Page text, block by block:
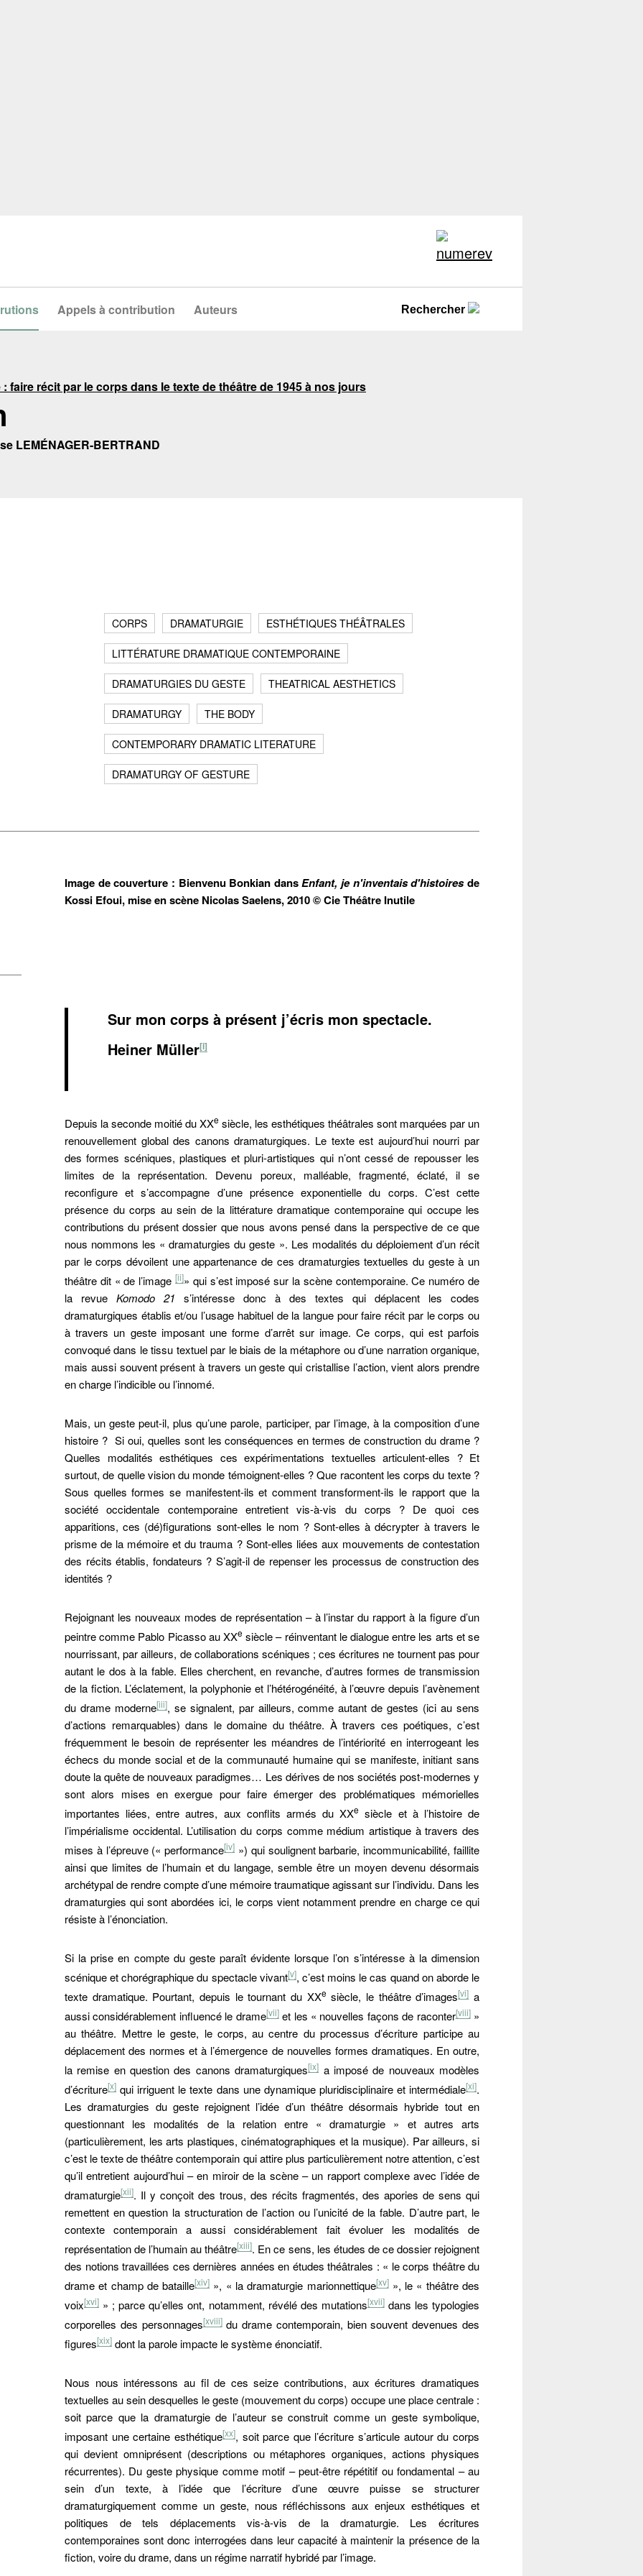
Appels à contribution Auteurs Rechercher
faire récit par le corps dans le texte de théâtre de 1945 à nos jours
LEMÉNAGER-BERTRAND
CORPS DRAMATURGIE ESTHÉTIQUES THÉÂTRALES
LITTÉRATURE DRAMATIQUE CONTEMPORAINE
DRAMATURGIES DU GESTE THEATRICAL AESTHETICS
DRAMATURGY THE BODY
CONTEMPORARY DRAMATIC LITERATURE
DRAMATURGY OF GESTURE
Image de couverture : Bienvenu Bonkian dansEnfant, je n'inventais d'histoiresde
Kossi Efoui, mise en scène Nicolas Saelens, 2010 © Cie Théâtre Inutile
Sur mon corps à présent j’écris mon spectacle.
Heiner Müller[i]
Depuis la seconde moitié du XXe siècle, les esthétiques théâtrales sont marquées par un
renouvellement global des canons dramaturgiques. Le texte est aujourd’hui nourri par
des formes scéniques, plastiques et pluri-artistiques qui n’ont cessé de repousser les
limites de la représentation. Devenu poreux, malléable, fragmenté, éclaté, il se
reconfigure et s’accompagne d’une présence exponentielle du corps. C’est cette
présence du corps au sein de la littérature dramatique contemporaine qui occupe les
contributions du présent dossier que nous avons pensé dans la perspective de ce que
nous nommons les « dramaturgies du geste ». Les modalités du déploiement d’un récit
par le corps dévoilent une appartenance de ces dramaturgies textuelles du geste à un
théâtre dit « de l’image [ii]» qui s’est imposé sur la scène contemporaine. Ce numéro de
la revue Komodo 21 s’intéresse donc à des textes qui déplacent les codes
dramaturgiques établis et/ou l’usage habituel de la langue pour faire récit par le corps ou
à travers un geste imposant une forme d’arrêt sur image. Ce corps, qui est parfois
convoqué dans le tissu textuel par le biais de la métaphore ou d’une narration organique,
mais aussi souvent présent à travers un geste qui cristallise l’action, vient alors prendre
en charge l’indicible ou l’innomé.
Mais, un geste peut-il, plus qu’une parole, participer, par l’image, à la composition d’une
histoire ? Si oui, quelles sont les conséquences en termes de construction du drame ?
Quelles modalités esthétiques ces expérimentations textuelles articulent-elles ? Et
surtout, de quelle vision du monde témoignent-elles ? Que racontent les corps du texte ?
Sous quelles formes se manifestent-ils et comment transforment-ils le rapport que la
société occidentale contemporaine entretient vis-à-vis du corps ? De quoi ces
apparitions, ces (dé)figurations sont-elles le nom ? Sont-elles à décrypter à travers le
prisme de la mémoire et du trauma ? Sont-elles liées aux mouvements de contestation
des récits établis, fondateurs ? S’agit-il de repenser les processus de construction des
identités ?
Rejoignant les nouveaux modes de représentation – à l’instar du rapport à la figure d’un
peintre comme Pablo Picasso au XXe siècle – réinventant le dialogue entre les arts et se
nourrissant, par ailleurs, de collaborations scéniques ; ces écritures ne tournent pas pour
autant le dos à la fable. Elles cherchent, en revanche, d’autres formes de transmission
de la fiction. L’éclatement, la polyphonie et l’hétérogénéité, à l’œuvre depuis l’avènement
du drame moderne[iii], se signalent, par ailleurs, comme autant de gestes (ici au sens
d’actions remarquables) dans le domaine du théâtre. À travers ces poétiques, c’est
fréquemment le besoin de représenter les méandres de l’intériorité en interrogeant les
échecs du monde social et de la communauté humaine qui se manifeste, initiant sans
doute la quête de nouveaux paradigmes… Les dérives de nos sociétés post-modernes y
sont alors mises en exergue pour faire émerger des problématiques mémorielles
importantes liées, entre autres, aux conflits armés du XXe siècle et à l’histoire de
l’impérialisme occidental. L’utilisation du corps comme médium artistique à travers des
mises à l’épreuve (« performance[iv]») qui soulignent barbarie, incommunicabilité, faillite
ainsi que limites de l’humain et du langage, semble être un moyen devenu désormais
archétypal de rendre compte d’une mémoire traumatique agissant sur l’individu. Dans les
dramaturgies qui sont abordées ici, le corps vient notamment prendre en charge ce qui
résiste à l’énonciation.
Si la prise en compte du geste paraît évidente lorsque l’on s’intéresse à la dimension
scénique et chorégraphique du spectacle vivant[v], c’est moins le cas quand on aborde le
texte dramatique. Pourtant, depuis le tournant du XXesiècle, le théâtre d’images[vi]a
aussi considérablement influencé le drame[vii]et les « nouvelles façons de raconter[viii]»
au théâtre. Mettre le geste, le corps, au centre du processus d’écriture participe au
déplacement des normes et à l’émergence de nouvelles formes dramatiques. En outre,
la remise en question des canons dramaturgiques[ix]a imposé de nouveaux modèles
d’écriture[x] qui irriguent le texte dans une dynamique pluridisciplinaire et intermédiale[xi].
Les dramaturgies du geste rejoignent l’idée d’un théâtre désormais hybride tout en
questionnant les modalités de la relation entre « dramaturgie » et autres arts
(particulièrement, les arts plastiques, cinématographiques et la musique). Par ailleurs, si
c’est le texte de théâtre contemporain qui attire plus particulièrement notre attention, c’est
qu’il entretient aujourd’hui – en miroir de la scène – un rapport complexe avec l’idée de
dramaturgie[xii]. Il y conçoit des trous, des récits fragmentés, des apories de sens qui
remettent en question la structuration de l’action ou l’unicité de la fable. D’autre part, le
contexte contemporain a aussi considérablement fait évoluer les modalités de
représentation de l’humain au théâtre[xiii]. En ce sens, les études de ce dossier rejoignent
des notions travaillées ces dernières années en études théâtrales : « le corps théâtre du
drame et champ de bataille[xiv] », « la dramaturgie marionnettique[xv]», le « théâtre des
voix[xvi] » ; parce qu’elles ont, notamment, révélé des mutations[xvii]dans les typologies
corporelles des personnages[xviii]du drame contemporain, bien souvent devenues des
figures[xix] dont la parole impacte le système énonciatif.
Nous nous intéressons au fil de ces seize contributions, aux écritures dramatiques
textuelles au sein desquelles le geste (mouvement du corps) occupe une place centrale :
soit parce que la dramaturgie de l’auteur se construit comme un geste symbolique,
imposant une certaine esthétique[xx], soit parce que l’écriture s’articule autour du corps
qui devient omniprésent (descriptions ou métaphores organiques, actions physiques
récurrentes). Du geste physique comme motif – peut-être répétitif ou fondamental – au
sein d’un texte, à l’idée que l’écriture d’une œuvre puisse se structurer
dramaturgiquement comme un geste, nous réfléchissons aux enjeux esthétiques et
politiques de tels déplacements vis-à-vis de la dramaturgie. Les écritures
contemporaines sont donc interrogées dans leur capacité à maintenir la présence de la
fiction, voire du drame, dans un régime narratif hybridé par l’image.
cet article
https://doi.org/10.34745/numerev_2599
dans votre presse-papier
de l'adresse e-mail